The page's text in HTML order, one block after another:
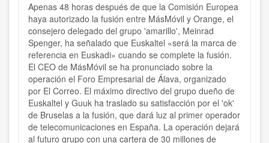
Apenas 48 horas después de que la Comisión Europea
haya autorizado la fusión entre MásMóvil y Orange, el
consejero delegado del grupo 'amarillo', Meinrad
Spenger, ha señalado que Euskaltel «será la marca de
referencia en Euskadi» cuando se complete la fusión.
El CEO de MásMóvil se ha pronunciado sobre la
operación el Foro Empresarial de Álava, organizado
por El Correo. El máximo directivo del grupo dueño de
Euskaltel y Guuk ha traslado su satisfacción por el 'ok'
de Bruselas a la fusión, que dará luz al primer operador
de telecomunicaciones en España. La operación dejará
al futuro grupo con una cartera de 30 millones de